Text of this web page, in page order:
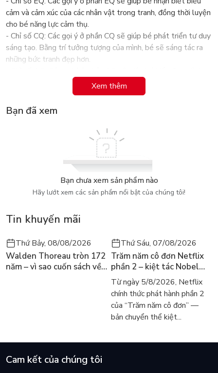
cảm và cảm xúc của các nhân vật trong tranh, đồng thời luyện
cho bé năng lực cảm thụ.
- Chỉ số CQ: Các gọi ý ở phần CQ sẽ giúp bé phát triển tư duy
sáng tạo. Bằng trí tưởng tượng của mình, bé sẽ sáng tác ra
những bức tranh đẹp hơn.
cảnh của các nhân vật, qua đó nâng cao năng lực giải quyết
Xem thêm
Bạn đã xem
Bạn chưa xem sản phẩm nào
Hãy lướt xem các sản phẩm nổi bật của chúng tôi!
Tin khuyến mãi
Thứ Bảy, 08/08/2026
Walden Thoreau tròn 172
năm – vì sao cuốn sách về
Thứ Sáu, 07/08/2026
Trăm năm cô đơn Netflix
phần 2 – kiệt tác Nobel
trở lại màn ảnh, dòng
người tìm đọc lại García
Márquez
Từ ngày 5/8/2026, Netflix
chính thức phát hành phần 2
của “Trăm năm cô đơn” —
bản chuyển thể kiệt...
Cam kết của chúng tôi